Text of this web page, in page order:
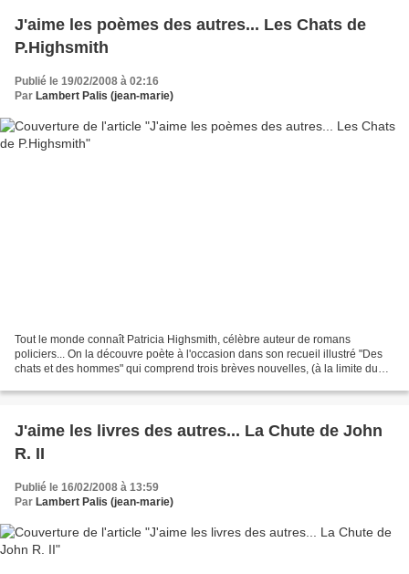
J'aime les poèmes des autres... Les Chats de
P.Highsmith
Publié le 19/02/2008 à 02:16
Par Lambert Palis (jean-marie)
Tout le monde connaît Patricia Highsmith, célèbre auteur de romans
policiers... On la découvre poète à l'occasion dans son recueil illustré "Des
chats et des hommes" qui comprend trois brèves nouvelles, (à la limite du
J'aime les livres des autres... La Chute de John
R. II
Publié le 16/02/2008 à 13:59
Par Lambert Palis (jean-marie)